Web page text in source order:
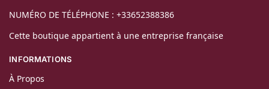
NUMÉRO DE TÉLÉPHONE : +33652388386
Cette boutique appartient à une entreprise française
INFORMATIONS
À Propos